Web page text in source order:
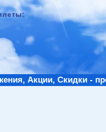
Акции, Скидки -